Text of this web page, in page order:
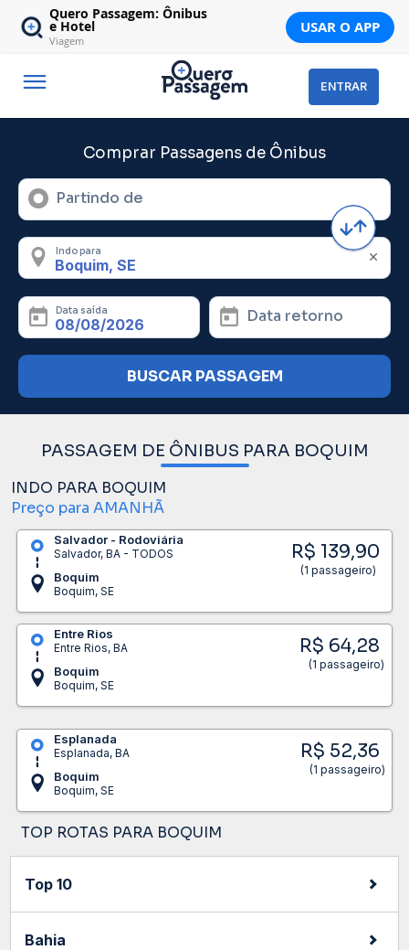
Quero Passagem: Ônibus
e Hotel
Viagem
USAR O APP
ENTRAR
Comprar Passagens de Ônibus
Partindo de
Indo para
Data saída Data retorno
BUSCAR PASSAGEM
PASSAGEM DE ÔNIBUS PARA BOQUIM
INDO PARA BOQUIM
Preço para AMANHÃ
Salvador - Rodoviária
Salvador, BA - TODOS
Boquim
Boquim, SE
R$ 139,90
(1 passageiro)
Entre Rios
Entre Rios, BA
Boquim
Boquim, SE
R$ 64,28
(1 passageiro)
Esplanada
Esplanada, BA
Boquim
Boquim, SE
R$ 52,36
(1 passageiro)
TOP ROTAS PARA BOQUIM
Top 10
Bahia